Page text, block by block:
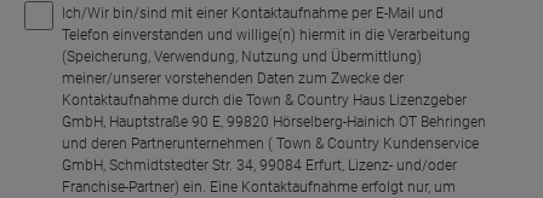
Ich/Wir bin/sind mit einer Kontaktaufnahme per E-Mail und
Telefon einverstanden und willige(n) hiermit in die Verarbeitung
(Speicherung, Verwendung, Nutzung und Übermittlung)
meiner/unserer vorstehenden Daten zum Zwecke der
Kontaktaufnahme durch die Town & Country Haus Lizenzgeber
GmbH, Hauptstraße 90 E, 99820 Hörselberg-Hainich OT Behringen
und deren Partnerunternehmen ( Town & Country Kundenservice
GmbH, Schmidtstedter Str. 34, 99084 Erfurt, Lizenz- und/oder
Franchise-Partner) ein. Eine Kontaktaufnahme erfolgt nur, um